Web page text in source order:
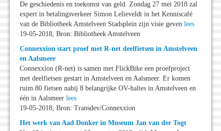
De geschiedenis en toekomst van geld. Zondag 27 mei 2018 zal
expert in betalingsverkeer Simon Lelieveldt in het Kenniscafé
van de Bibliotheek Amstelveen Stadsplein zijn visie geven lees
19-05-2018, Bron: Bibliotheek Amstelveen
Connexxion start proef met R-net deelfietsen in Amstelveen
en Aalsmeer
Connexxion (R-net) is samen met FlickBike een proefproject
met deelfietsen gestart in Amstelveen en Aalsmeer. Er komen
ruim 80 fietsen nabij 8 belangrijke OV-haltes in Amstelveen en
één in Aalsmeer lees
19-05-2018, Bron: Transdev/Connexxion
Het werk van Aad Donker in Museum Jan van der Togt